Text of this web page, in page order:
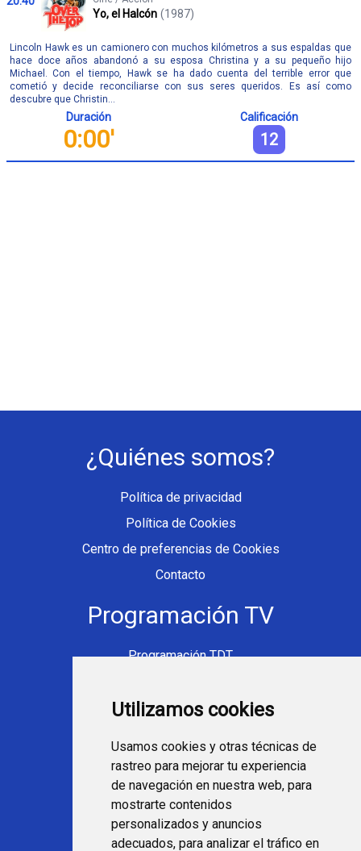
Utilizamos cookies
Usamos cookies y otras técnicas de
rastreo para mejorar tu experiencia
de navegación en nuestra web, para
mostrarte contenidos
personalizados y anuncios
adecuados, para analizar el tráfico en
Yo, el Halcón (1987)
Lincoln Hawk es un camionero con muchos kilómetros a sus espaldas que
hace doce años abandonó a su esposa Christina y a su pequeño hijo
Michael. Con el tiempo, Hawk se ha dado cuenta del terrible error que
cometió y decide reconciliarse con sus seres queridos. Es así como
descubre que Christin...
Duración
0:00'
Calificación
12
¿Quiénes somos?
Política de privacidad
Política de Cookies
Centro de preferencias de Cookies
Contacto
Programación TV
Programación TDT
Ver TV Online
Fútbol en la tele
Programación en TV
Webs Programa TV